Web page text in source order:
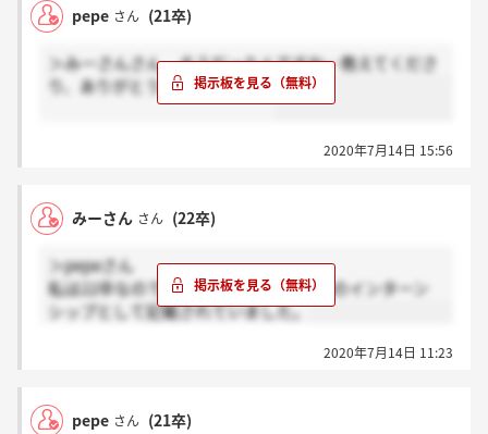
pepe さん (21卒)
＞みーさんさん そうだったんですね…教えてくださ
り、ありがとうございました！
2020年7月14日 15:56
みーさん さん (22卒)
＞pepeさん
私は22卒なのですが、マイナビに22 卒のインターン
シップとして記載されていました。
2020年7月14日 11:23
pepe さん (21卒)